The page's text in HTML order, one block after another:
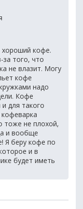
хороший кофе.
того, что
не влазит. Могу
кофе
надо
Кофе
для такого
тоже не плохой,
и вообще
Я беру кофе по
и в
будет иметь